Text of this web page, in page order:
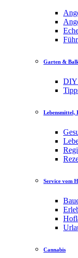
Garten &
DIY
Lebensmittel,
Service vom
Cannabis